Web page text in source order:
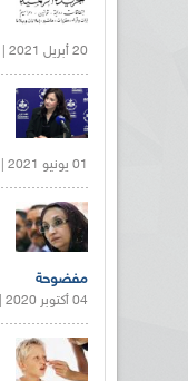
20 أبريل 2021 |
01 يونيو 2021 |
مفضوحة
04 أكتوبر 2020 |